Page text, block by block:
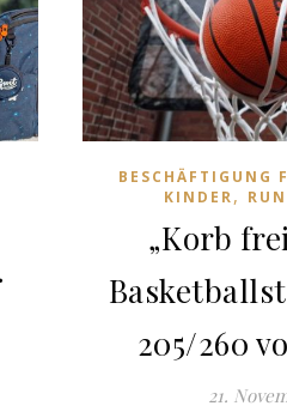
BESCHÄFTIGUNG
KINDER,
„Korb
205/260
21.